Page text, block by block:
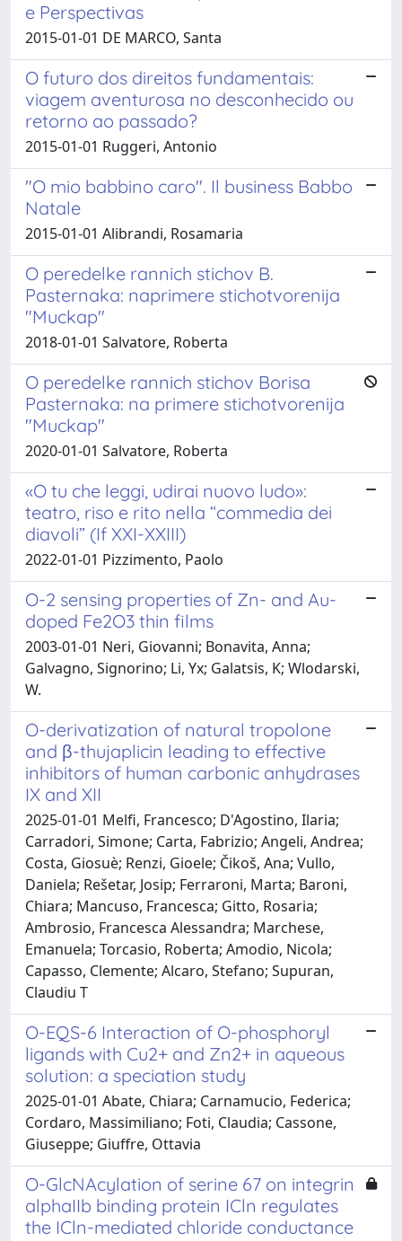
e Perspectivas
2015-01-01 DE MARCO, Santa
O futuro dos direitos fundamentais:
viagem aventurosa no desconhecido ou
retorno ao passado?
2015-01-01 Ruggeri, Antonio
"O mio babbino caro". Il business Babbo
Natale
2015-01-01 Alibrandi, Rosamaria
O peredelke rannich stichov B.
Pasternaka: naprimere stichotvorenija
"Muckap"
2018-01-01 Salvatore, Roberta
O peredelke rannich stichov Borisa
Pasternaka: na primere stichotvorenija
"Muckap"
2020-01-01 Salvatore, Roberta
«O tu che leggi, udirai nuovo ludo»:
teatro, riso e rito nella “commedia dei
diavoli” (If XXI-XXIII)
2022-01-01 Pizzimento, Paolo
O-2 sensing properties of Zn- and Au-
doped Fe2O3 thin films
2003-01-01 Neri, Giovanni; Bonavita, Anna;
Galvagno, Signorino; Li, Yx; Galatsis, K; Wlodarski,
W.
O-derivatization of natural tropolone
and β-thujaplicin leading to effective
inhibitors of human carbonic anhydrases
IX and XII
2025-01-01 Melfi, Francesco; D'Agostino, Ilaria;
Carradori, Simone; Carta, Fabrizio; Angeli, Andrea;
Costa, Giosuè; Renzi, Gioele; Čikoš, Ana; Vullo,
Daniela; Rešetar, Josip; Ferraroni, Marta; Baroni,
Chiara; Mancuso, Francesca; Gitto, Rosaria;
Ambrosio, Francesca Alessandra; Marchese,
Emanuela; Torcasio, Roberta; Amodio, Nicola;
Capasso, Clemente; Alcaro, Stefano; Supuran,
Claudiu T
O-EQS-6 Interaction of O-phosphoryl
ligands with Cu2+ and Zn2+ in aqueous
solution: a speciation study
2025-01-01 Abate, Chiara; Carnamucio, Federica;
Cordaro, Massimiliano; Foti, Claudia; Cassone,
Giuseppe; Giuffre, Ottavia
O-GlcNAcylation of serine 67 on integrin
alphaIIb binding protein ICln regulates
the ICln-mediated chloride conductance